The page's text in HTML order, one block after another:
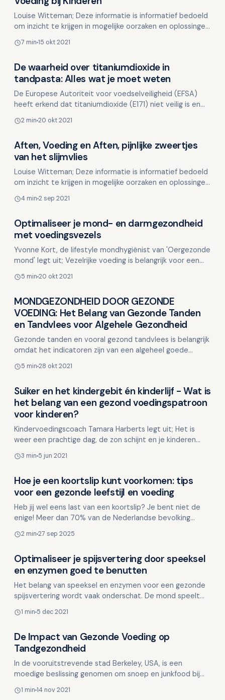
Louise Witteman; Deze informatie is informatief bedoeld
om inzicht te krijgen in mogelijke oorzaken en oplossingen.
7 min 15 okt 2021
Voeding en mondgezondheid
De waarheid over titaniumdioxide in
tandpasta: Alles wat je moet weten
De Europese Autoriteit voor voedselveiligheid (EFSA)
heeft erkend dat titaniumdioxide (E171) niet veilig is en
2 min 20 okt 2021
Voeding en mondgezondheid
Aften, Voeding en Aften, pijnlijke zweertjes
van het slijmvlies
Louise Witteman; Deze informatie is informatief bedoeld
om inzicht te krijgen in mogelijke oorzaken en oplossingen.
4 min 2 sep 2021
Voeding en mondgezondheid
Optimaliseer je mond- en darmgezondheid
met voedingsvezels
Yvonne Kort, de lifestyle mondhygiënist van 'Oergezonde
mond' legt uit; Vezelrijke voeding is belangrijk voor een
5 min 20 okt 2021
Voeding en mondgezondheid
MONDGEZONDHEID DOOR GEZONDE
VOEDING: Het Belang van Gezonde Tanden
en Tandvlees voor Algehele Gezondheid
Gezonde tanden en vooral gezond tandvlees is belangrijk
omdat het indicatoren zijn van een algeheel goede
5 min 28 okt 2021
Voeding en mondgezondheid
Suiker en het kindergebit én kinderlijf - Wat is
het belang van een gezond voedingspatroon
voor kinderen?
Kindervoedingscoach Tamara Harberts legt uit; Het is
weer een prachtige dag, de zon schijnt en je kinderen
3 min 5 jun 2021
Voeding en mondgezondheid
Hoe je een koortslip kunt voorkomen: tips
voor een gezonde leefstijl en voeding
Heb jij wel eens last van een koortslip? Je bent niet de
enige! Meer dan 70% van de Nederlandse bevolking
2 min 27 sep 2025
Voeding en mondgezondheid
Optimaliseer je spijsvertering door speeksel
en enzymen goed te benutten
Het belang van speeksel en enzymen voor een gezonde
spijsvertering wordt vaak onderschat. De mond speelt
1 min 5 dec 2021
Voeding en mondgezondheid
De Impact van Gezonde Voeding op
Tandgezondheid
In de vooruitstrevende stad Berkeley, USA, is een
moedige beslissing genomen om snoep en junkfood bij
met…
1 min 14 nov 2021